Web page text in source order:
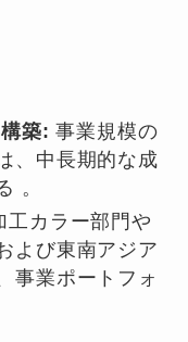
築: 事業規模の
、中長期的な成
。
工カラー部門や
よび東南アジア
事業ポートフォ